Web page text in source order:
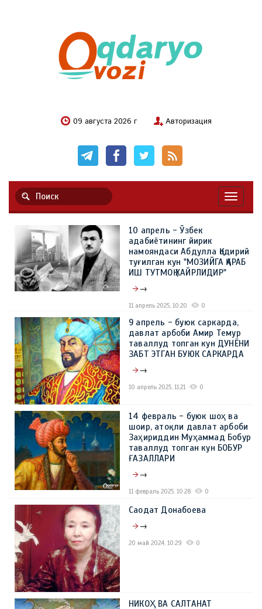
09 августа 2026 г Авторизация
10 апрель - Ўзбек
адабиётининг йирик
намояндаси Абдулла Қодирий
туғилган кун "МОЗИЙГА ҚАРАБ
ИШ ТУТМОҚ ХАЙРЛИДИР"
→
11 апрель 2025, 10:20 0
9 апрель - буюк саркарда,
давлат арбоби Амир Темур
таваллуд топган кун ДУНЁНИ
ЗАБТ ЭТГАН БУЮК САРКАРДА
→
10 апрель 2025, 11:21 0
14 февраль - буюк шоҳ ва
шоир, атоқли давлат арбоби
Заҳириддин Муҳаммад Бобур
таваллуд топган кун БОБУР
ҒАЗАЛЛАРИ
→
11 февраль 2025, 10:28 0
Саодат Донабоева
→
20 май 2024, 10:29 0
НИКОҲ ВА САЛТАНАТ